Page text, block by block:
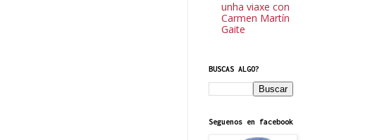
unha viaxe con
Carmen Martín
Gaite
BUSCAS ALGO?
Seguenos en facebook